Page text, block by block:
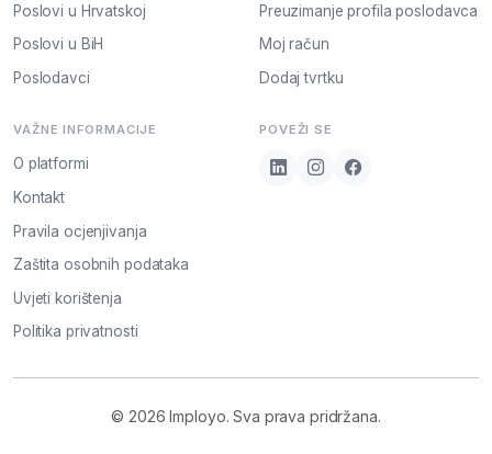
Poslovi u Hrvatskoj
Poslovi u BiH
Poslodavci
Preuzimanje profila poslodavca
Moj račun
Dodaj tvrtku
VAŽNE INFORMACIJE
O platformi
Kontakt
Pravila ocjenjivanja
Zaštita osobnih podataka
Uvjeti korištenja
Politika privatnosti
POVEŽI SE
© 2026 Imployo. Sva prava pridržana.